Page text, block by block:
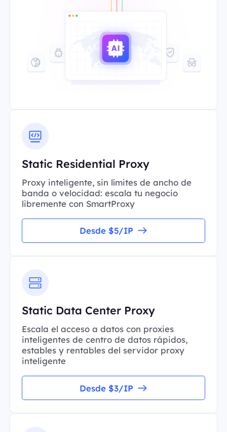
Static Residential Proxy
Proxy inteligente, sin límites de ancho de
banda o velocidad: escala tu negocio
libremente con SmartProxy
Desde $5/IP
Static Data Center Proxy
Escala el acceso a datos con proxies
inteligentes de centro de datos rápidos,
estables y rentables del servidor proxy
inteligente
Desde $3/IP